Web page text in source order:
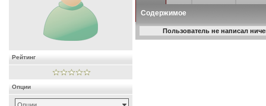
Рейтинг
Опции
Содержимое
Пользователь не написал